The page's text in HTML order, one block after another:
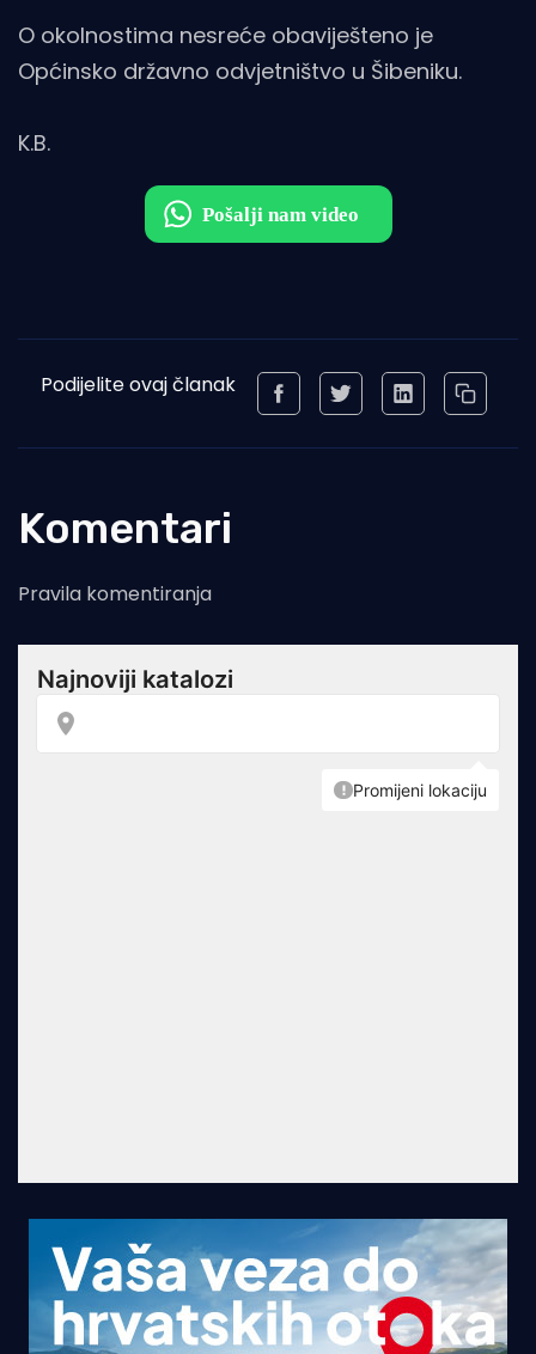
O okolnostima nesreće obaviješteno je
Općinsko državno odvjetništvo u Šibeniku.
K.B.
Podijelite ovaj članak
Komentari
Pravila komentiranja